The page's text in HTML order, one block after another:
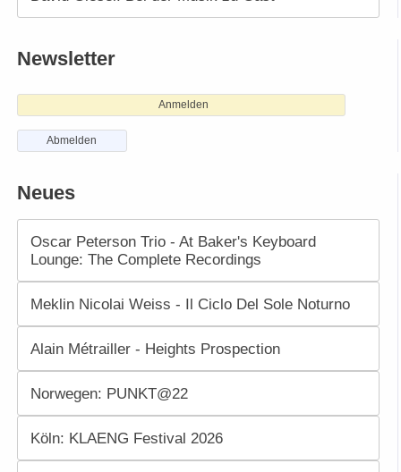
Newsletter
Anmelden
Abmelden
Neues
Oscar Peterson Trio - At Baker's Keyboard
Lounge: The Complete Recordings
Meklin Nicolai Weiss - Il Ciclo Del Sole Noturno
Alain Métrailler - Heights Prospection
Norwegen: PUNKT@22
Köln: KLAENG Festival 2026